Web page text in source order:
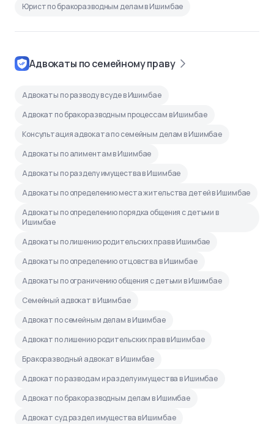
Юрист по бракоразводным делам в Ишимбае
Адвокаты по семейному праву
Адвокаты по разводу в суде в Ишимбае
Адвокат по бракоразводным процессам в Ишимбае
Консультация адвоката по семейным делам в Ишимбае
Адвокаты по алиментам в Ишимбае
Адвокаты по разделу имущества в Ишимбае
Адвокаты по определению места жительства детей в Ишимбае
Адвокаты по определению порядка общения с детьми в
Ишимбае
Адвокаты по лишению родительских прав в Ишимбае
Адвокаты по определению отцовства в Ишимбае
Адвокаты по ограничению общения с детьми в Ишимбае
Семейный адвокат в Ишимбае
Адвокат по семейным делам в Ишимбае
Адвокат по лишению родительских прав в Ишимбае
Бракоразводный адвокат в Ишимбае
Адвокат по разводам и разделу имущества в Ишимбае
Адвокат по бракоразводным делам в Ишимбае
Адвокат суд раздел имущества в Ишимбае